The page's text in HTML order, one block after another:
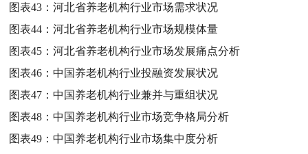
图表43：河北省养老机构行业市场需求状况
图表44：河北省养老机构行业市场规模体量
图表45：河北省养老机构行业市场发展痛点分析
图表46：中国养老机构行业投融资发展状况
图表47：中国养老机构行业兼并与重组状况
图表48：中国养老机构行业市场竞争格局分析
图表49：中国养老机构行业市场集中度分析